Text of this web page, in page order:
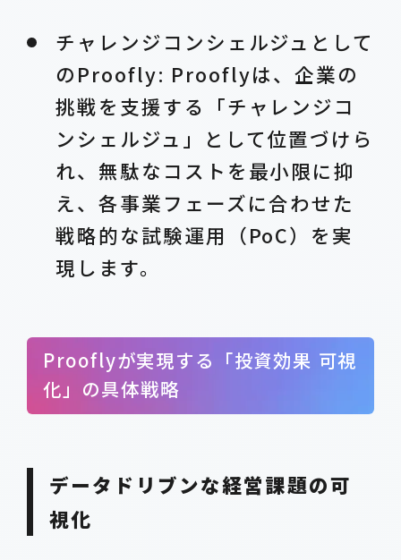
チャレンジコンシェルジュとして
のProofly: Prooflyは、企業の
挑戦を支援する「チャレンジコ
ンシェルジュ」として位置づけら
れ、無駄なコストを最小限に抑
え、各事業フェーズに合わせた
戦略的な試験運用（PoC）を実
現します。
Prooflyが実現する「投資効果 可視
化」の具体戦略
データドリブンな経営課題の可
視化